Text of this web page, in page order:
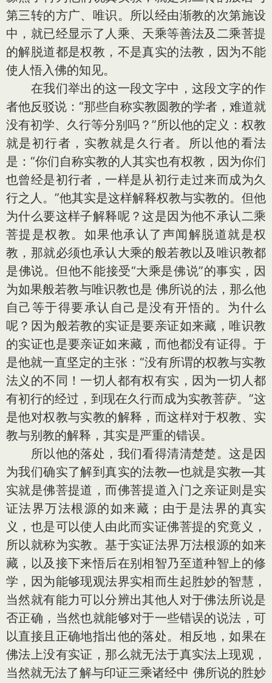
第三转的方广、唯识。所以经由渐教的次第施设
中，就已经显示了人乘、天乘等善法及二乘菩提
的解脱道都是权教，不是真实的法教，因为不能
使人悟入佛的知见。
在我们举出的这一段文字中，这段文字的作
者他反驳说：“那些自称实教圆教的学者，难道就
没有初学、久行等分别吗？”所以他的定义：权教
就是初行者，实教就是久行者。所以他的看法
是：“你们自称实教的人其实也有权教，因为你们
也曾经是初行者，一样是从初行走过来而成为久
行之人。”他其实是这样解释权教与实教的。但他
为什么要这样子解释呢？这是因为他不承认二乘
菩提是权教。如果他承认了声闻解脱道就是权
教，那就必须也承认大乘的般若教以及唯识教都
是佛说。但他不能接受“大乘是佛说”的事实，因
为如果般若教与唯识教也是 佛所说的法，那么他
自己等于得要承认自己是没有开悟的。为什么
呢？因为般若教的实证是要亲证如来藏，唯识教
的实证也是要亲证如来藏，而他都没有证得。于
是他就一直坚定的主张：“没有所谓的权教与实教
法义的不同！一切人都有权有实，因为一切人都
有初行的经过，到现在久行而成为实教菩萨。”这
是他对权教与实教的解释，而这样对于权教、实
教与别教的解释，其实是严重的错误。
所以他的落处，我们看得清清楚楚。这是因
为我们确实了解到真实的法教—也就是实教—其
实就是佛菩提道，而佛菩提道入门之亲证则是实
证法界万法根源的如来藏；由于是法界的真实
义，也是可以使人由此而实证佛菩提的究竟义，
所以就称为实教。基于实证法界万法根源的如来
藏，以及接下来悟后在别相智乃至道种智上的修
学，因为能够现观法界实相而生起胜妙的智慧，
当然就有能力可以分辨出其他人对于佛法所说是
否正确，当然也就能够对于一些错误的说法，可
以直接且正确地指出他的落处。相反地，如果在
佛法上没有实证，那么就无法于真实法上现观，
当然就无法了解与印证三乘诸经中 佛所说的胜妙